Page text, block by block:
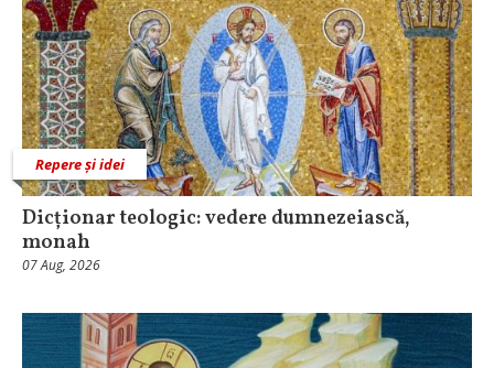
Repere și idei
Dicționar teologic: vedere dumnezeiască,
monah
07 Aug, 2026